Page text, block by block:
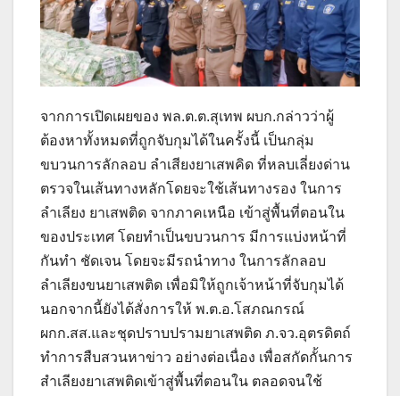
จากการเปิดเผยของ พล.ต.ต.สุเทพ ผบก.กล่าวว่าผู้
ต้องหาทั้งหมดที่ถูกจับกุมได้ในครั้งนี้ เป็นกลุ่ม
ขบวนการลักลอบ ลำเสียงยาเสพคิด ที่หลบเลี่ยงด่าน
ตรวจในเส้นทางหลักโดยจะใช้เส้นทางรอง ในการ
ลำเลียง ยาเสพติด จากภาคเหนือ เข้าสู่พื้นที่ตอนใน
ของประเทศ โดยทำเป็นขบวนการ มีการแบ่งหน้าที่
กันทำ ชัดเจน โดยจะมีรถนำทาง ในการลักลอบ
ลำเลียงขนยาเสพติด เพื่อมิให้ถูกเจ้าหน้าที่จับกุมได้
นอกจากนี้ยังได้สั่งการให้ พ.ต.อ.โสภณกรณ์
ผกก.สส.และชุดปราบปรามยาเสพติด ภ.จว.อุตรดิตถ์
ทำการสืบสวนหาข่าว อย่างต่อเนื่อง เพื่อสกัดกั้นการ
สำเลียงยาเสพติดเข้าสู่พื้นที่ตอนใน ตลอดจนใช้